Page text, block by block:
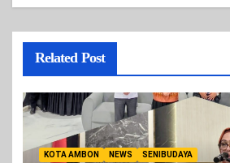
Related Post
KOTA AMBON NEWS SENIBUDAYA